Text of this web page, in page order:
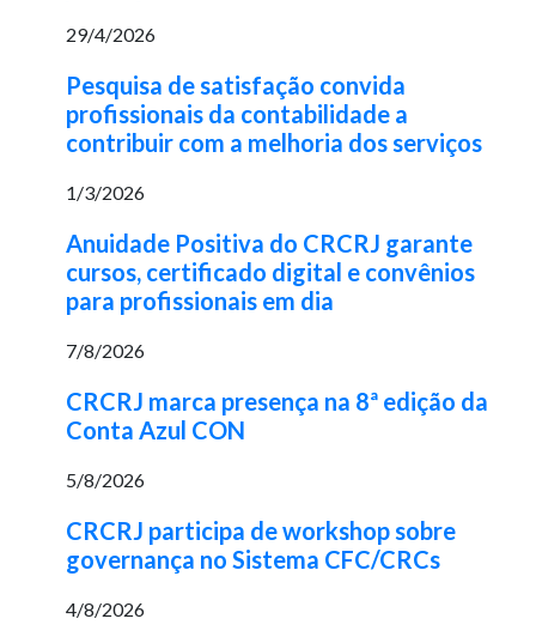
29/4/2026
Pesquisa de satisfação convida
profissionais da contabilidade a
contribuir com a melhoria dos serviços
1/3/2026
Anuidade Positiva do CRCRJ garante
cursos, certificado digital e convênios
para profissionais em dia
7/8/2026
CRCRJ marca presença na 8ª edição da
Conta Azul CON
5/8/2026
CRCRJ participa de workshop sobre
governança no Sistema CFC/CRCs
4/8/2026